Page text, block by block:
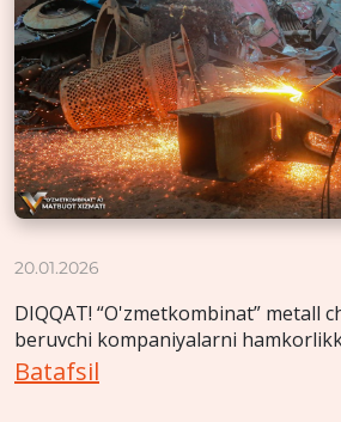
20.01.2026
DIQQAT! “O'zmetkombinat” metall
beruvchi kompaniyalarni
Batafsil